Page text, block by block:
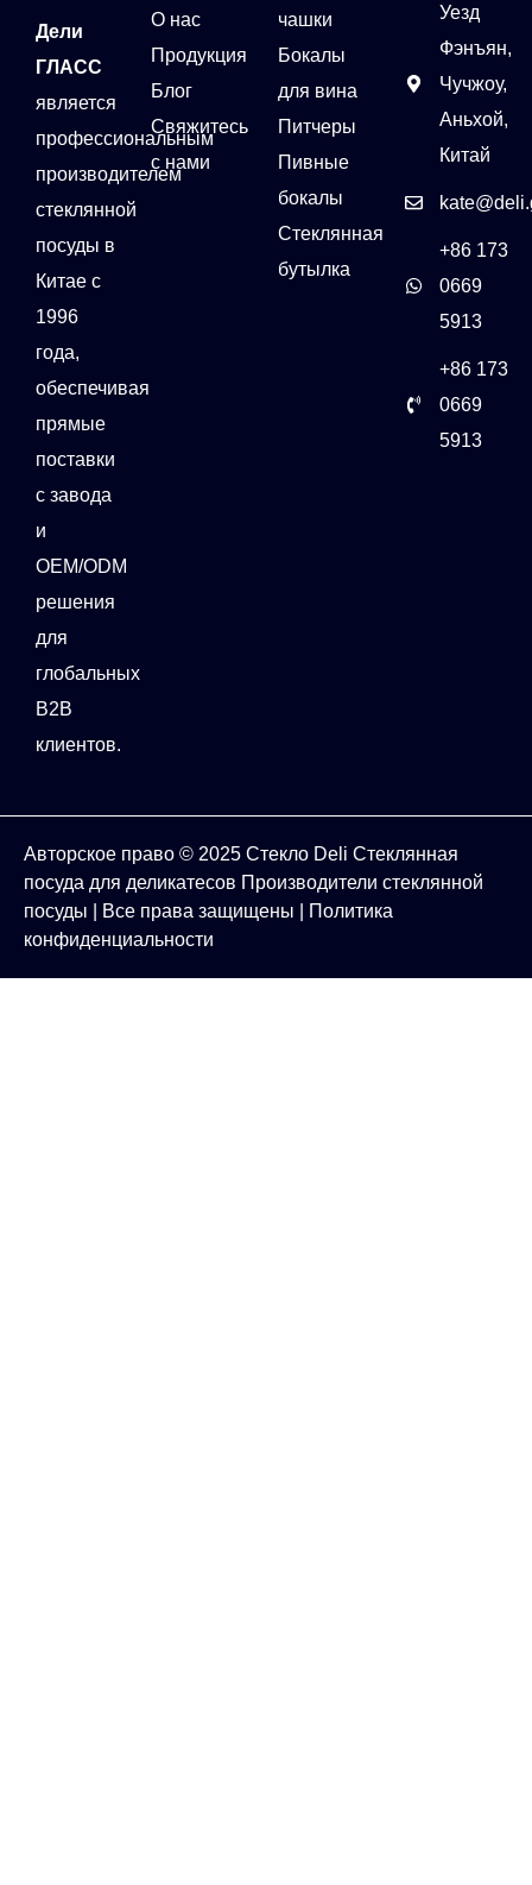
Дели
ГЛАСС
является
профессиональным
производителем
стеклянной
посуды в
Китае с
1996
года,
обеспечивая
прямые
поставки
с завода
и
OEM/ODM
решения
для
глобальных
B2B
клиентов.
О нас
Продукция
Блог
Свяжитесь
с нами
чашки
Бокалы
для вина
Питчеры
Пивные
бокалы
Стеклянная
бутылка
Уезд
Фэнъян,
Чучжоу,
Аньхой,
Китай
+86 173
0669
5913
+86 173
0669
5913
Авторское право © 2025 Стекло Deli Стеклянная
посуда для деликатесов Производители стеклянной
посуды
| Все права защищены |
Политика
конфиденциальности